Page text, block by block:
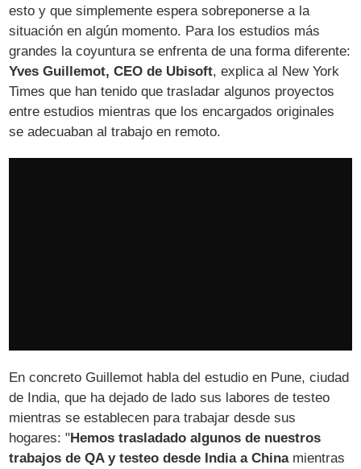
esto y que simplemente espera sobreponerse a la
situación en algún momento. Para los estudios más
grandes la coyuntura se enfrenta de una forma diferente:
Yves Guillemot, CEO de Ubisoft, explica al New York
Times que han tenido que trasladar algunos proyectos
entre estudios mientras que los encargados originales
se adecuaban al trabajo en remoto.
En concreto Guillemot habla del estudio en Pune, ciudad
de India, que ha dejado de lado sus labores de testeo
mientras se establecen para trabajar desde sus
hogares: "Hemos trasladado algunos de nuestros
trabajos de QA‌ y testeo desde India a Chinamientras